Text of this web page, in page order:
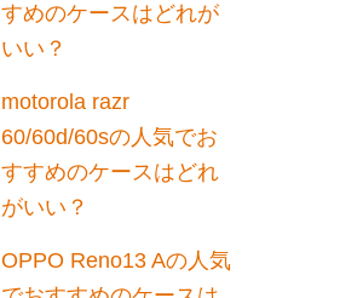
すめのケースはどれが
いい？
motorola razr
60/60d/60sの人気でお
すすめのケースはどれ
がいい？
OPPO Reno13 Aの人気